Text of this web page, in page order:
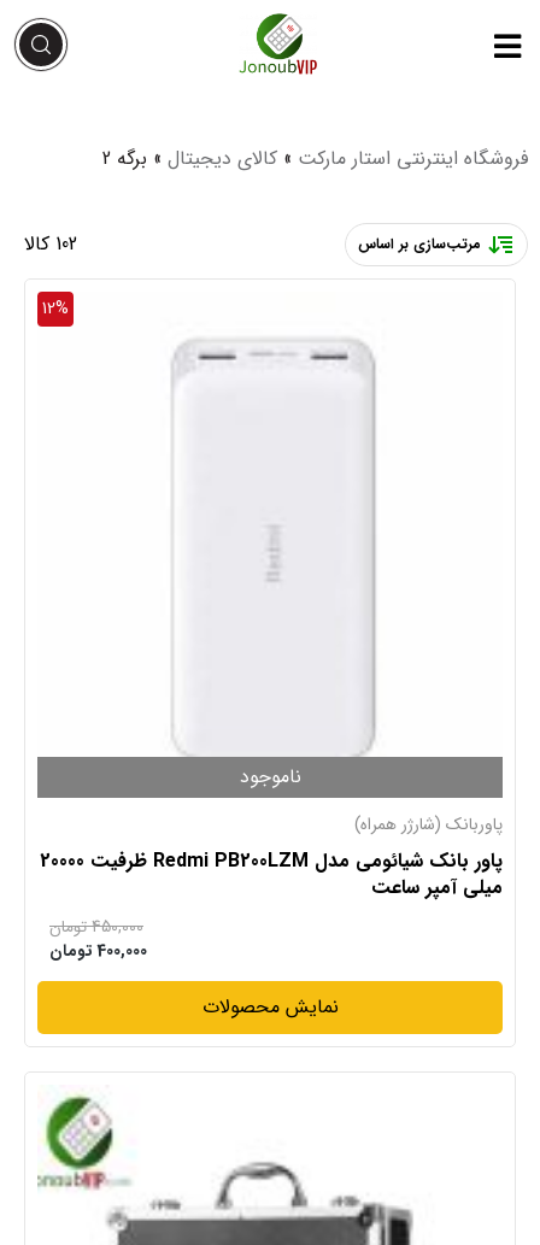
فروشگاه اینترنتی استار مارکت » کالای دیجیتال » برگه 2
102 کالا مرتب‌سازی بر اساس
ناموجود
12%
پاوربانک (شارژر همراه)
پاور بانک شیائومی مدل Redmi PB200LZM ظرفیت 20000
میلی آمپر ساعت
450,000تومان
400,000 تومان
نمایش محصولات